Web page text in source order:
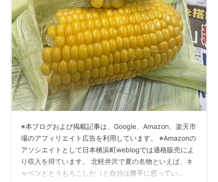
※本ブログおよび掲載記事は、Google、Amazon、楽天市
場のアフィリエイト広告を利用しています。 ※Amazonの
アソシエイトとして日本橋浜町weblogでは適格販売によ
り収入を得ています。 北軽井沢で夏の名物といえば、キ
ャベツととうもろこしだ（と自分は勝手に思ってい